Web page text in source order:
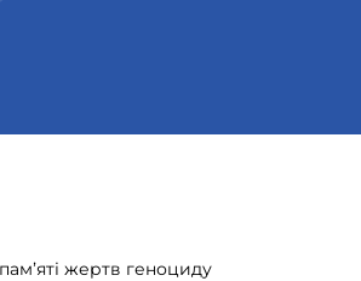
жертв геноциду